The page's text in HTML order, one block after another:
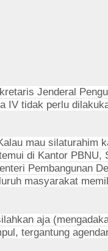
Jenderal
IV tidak perlu
mau silaturahim
di Kantor PBNU,
Pembangunan
masyarakat
aja
tergantung